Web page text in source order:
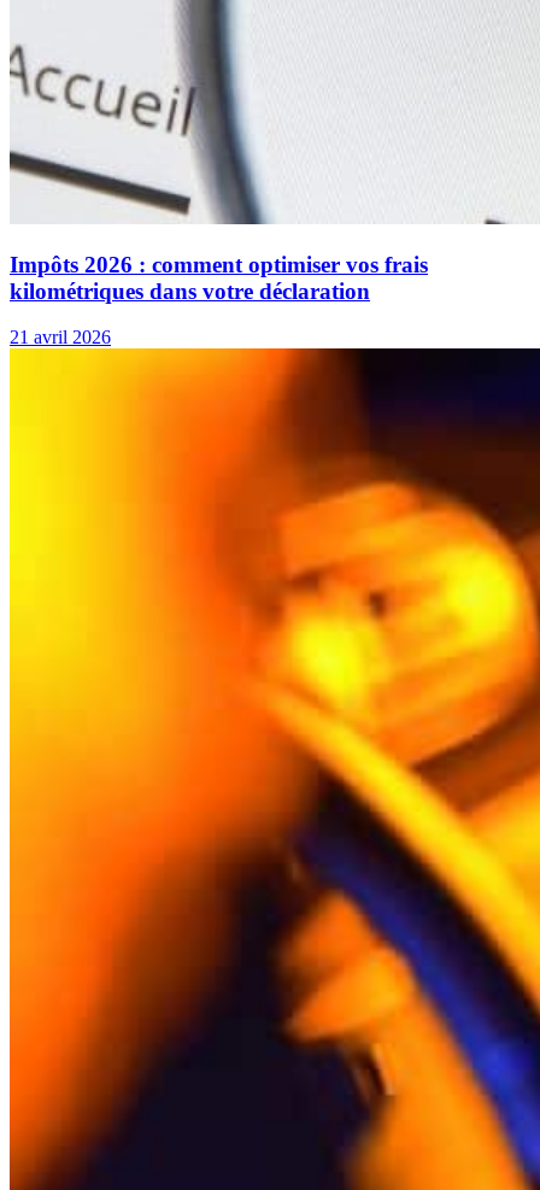
Impôts 2026 : comment optimiser vos frais
kilométriques dans votre déclaration
21 avril 2026